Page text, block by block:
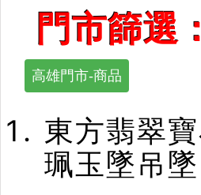
門市篩選：
高雄門市-商品
東方翡翠
珮玉墜吊墜